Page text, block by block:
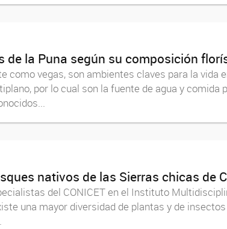
la Puna según su composición
como vegas, son ambientes claves para la vida
por lo cual son la fuente de agua y
nativos de las Sierras chicas de
del CONICET en el Instituto
una mayor diversidad de plantas y de